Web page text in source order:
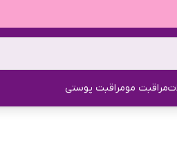
مراقبت مومراقبت پوستی